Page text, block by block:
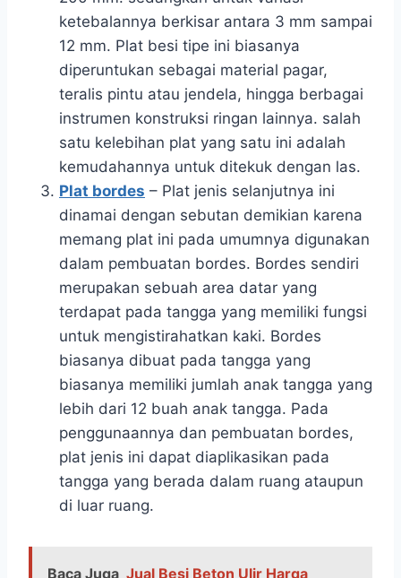
ketebalannya berkisar antara 3 mm sampai
12 mm. Plat besi tipe ini biasanya
diperuntukan sebagai material pagar,
teralis pintu atau jendela, hingga berbagai
instrumen konstruksi ringan lainnya. salah
satu kelebihan plat yang satu ini adalah
kemudahannya untuk ditekuk dengan las.
Plat bordes – Plat jenis selanjutnya ini
dinamai dengan sebutan demikian karena
memang plat ini pada umumnya digunakan
dalam pembuatan bordes. Bordes sendiri
merupakan sebuah area datar yang
terdapat pada tangga yang memiliki fungsi
untuk mengistirahatkan kaki. Bordes
biasanya dibuat pada tangga yang
biasanya memiliki jumlah anak tangga yang
lebih dari 12 buah anak tangga. Pada
penggunaannya dan pembuatan bordes,
plat jenis ini dapat diaplikasikan pada
tangga yang berada dalam ruang ataupun
di luar ruang.
Baca Juga Jual Besi Beton Ulir Harga